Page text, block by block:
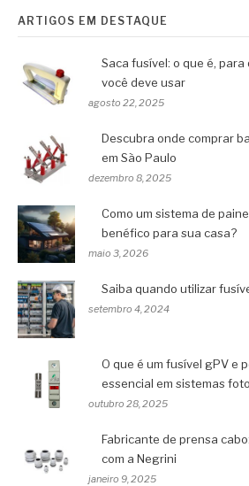
ARTIGOS EM DESTAQUE
Saca fusível: o que é,
você deve usar
agosto 22, 2025
Descubra onde comprar
em São Paulo
dezembro 8, 2025
Como um sistema de
benéfico para sua casa?
maio 3, 2026
Saiba quando utilizar
setembro 4, 2024
O que é um fusível gPV e
essencial em sistemas
outubro 28, 2025
Fabricante de prensa
com a Negrini
janeiro 9, 2025